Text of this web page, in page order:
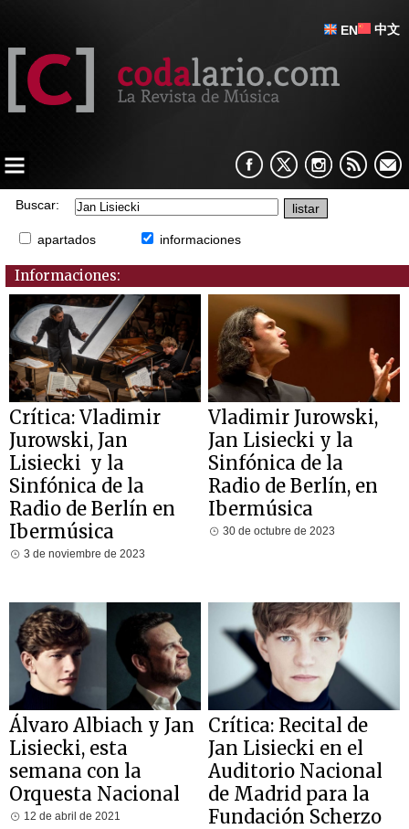
EN 中文
Buscar:
apartados informaciones
Informaciones:
Crítica: Vladimir
Jurowski, Jan
Lisiecki y la
Sinfónica de la
Radio de Berlín en
Ibermúsica
3 de noviembre de 2023
Vladimir Jurowski,
Jan Lisiecki y la
Sinfónica de la
Radio de Berlín, en
Ibermúsica
30 de octubre de 2023
Álvaro Albiach y Jan
Lisiecki, esta
semana con la
Orquesta Nacional
12 de abril de 2021
Crítica: Recital de
Jan Lisiecki en el
Auditorio Nacional
de Madrid para la
Fundación Scherzo